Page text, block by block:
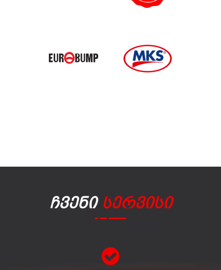
Ჩვენი Სერვისი